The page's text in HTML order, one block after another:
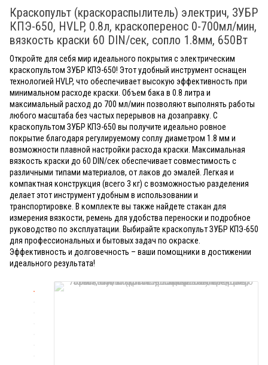
Краскопульт (краскораспылитель) электрич, ЗУБР
КПЭ-650, HVLP, 0.8л, краскоперенос 0-700мл/мин,
вязкость краски 60 DIN/сек, сопло 1.8мм, 650Вт
Откройте для себя мир идеального покрытия с электрическим
краскопультом ЗУБР КПЭ-650! Этот удобный инструмент оснащен
технологией HVLP, что обеспечивает высокую эффективность при
минимальном расходе краски. Объем бака в 0.8 литра и
максимальный расход до 700 мл/мин позволяют выполнять работы
любого масштаба без частых перерывов на дозаправку. С
краскопультом ЗУБР КПЭ-650 вы получите идеально ровное
покрытие благодаря регулируемому соплу диаметром 1.8 мм и
возможности плавной настройки расхода краски. Максимальная
вязкость краски до 60 DIN/сек обеспечивает совместимость с
различными типами материалов, от лаков до эмалей. Легкая и
компактная конструкция (всего 3 кг) с возможностью разделения
делает этот инструмент удобным в использовании и
транспортировке. В комплекте вы также найдете стакан для
измерения вязкости, ремень для удобства переноски и подробное
руководство по эксплуатации. Выбирайте краскопульт ЗУБР КПЭ-650
для профессиональных и бытовых задач по окраске.
Эффективность и долговечность – ваши помощники в достижении
идеального результата!